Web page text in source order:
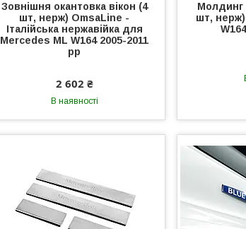
Зовнішня окантовка вікон (4
шт, нерж) OmsaLine -
Італійська нержавійка для
Mercedes ML W164 2005-2011
рр
2 602 ₴
В наявності
Молдинг
шт,